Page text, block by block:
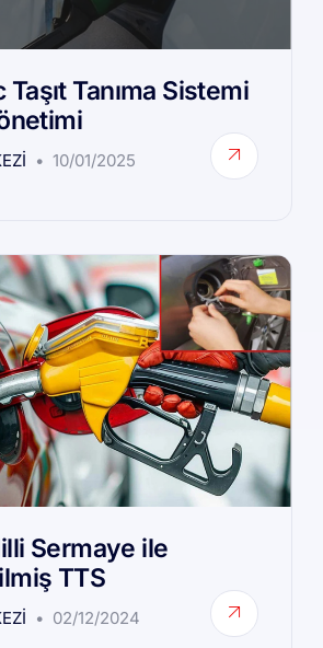
Tanıma Sistemi
10/01/2025
Sermaye ile
TTS
02/12/2024